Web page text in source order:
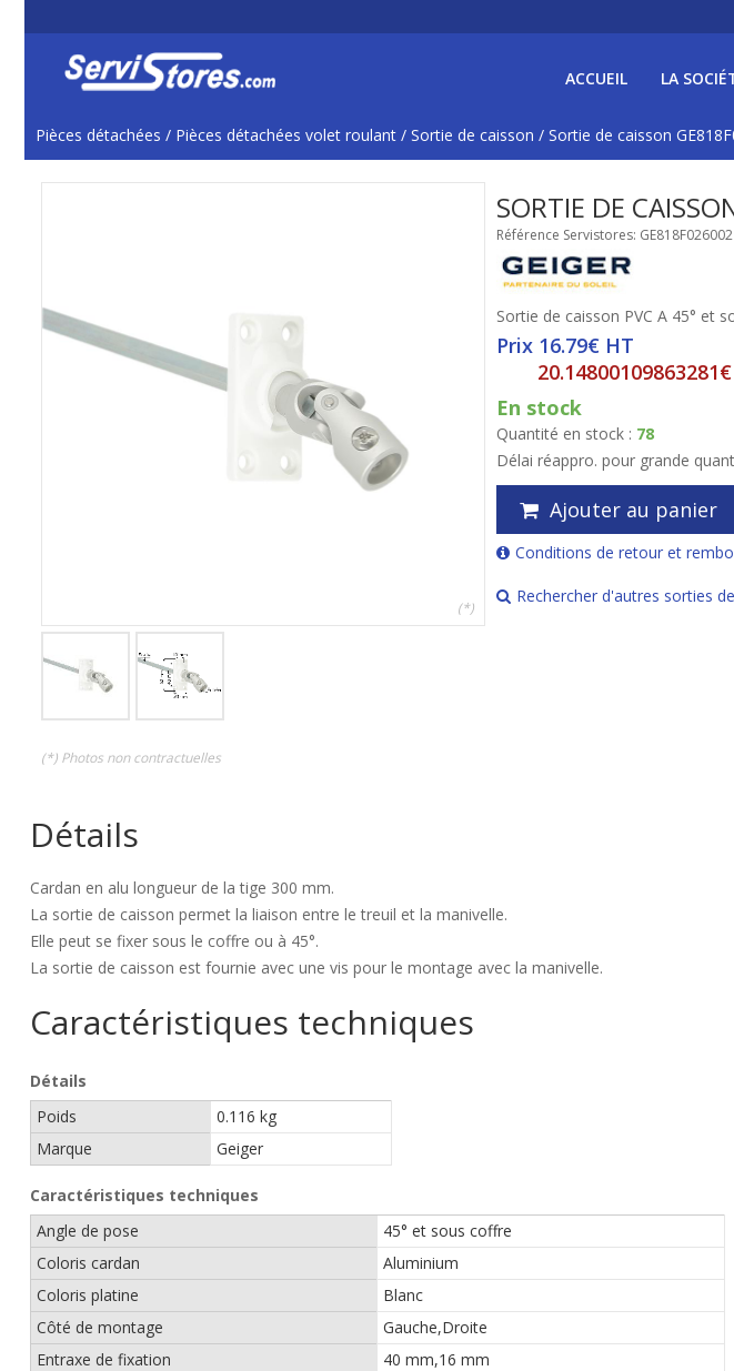
ACCUEIL LA
Pièces détachées / Pièces détachées volet roulant / Sortie de caisson / Sortie de caisson
(*)
(*) Photos non contractuelles
SORTIE DE
Référence Servistores: GE818F026002
Sortie de caisson PVC A 45° et
Prix 16.79€ HT
En stock
Quantité en stock : 78
Délai réappro. pour grande
Ajouter au panier
Conditions de retour et
Rechercher d'autres sorties
Détails
Cardan en alu longueur de la tige 300 mm.
La sortie de caisson permet la liaison entre le treuil et la manivelle.
Elle peut se fixer sous le coffre ou à 45°.
La sortie de caisson est fournie avec une vis pour le montage avec la manivelle.
Caractéristiques techniques
Détails
Poids
0.116 kg
Marque
Geiger
Caractéristiques techniques
Angle de pose
45° et sous coffre
Coloris cardan
Aluminium
Coloris platine
Blanc
Côté de montage
Gauche,Droite
Entraxe de fixation
40 mm,16 mm